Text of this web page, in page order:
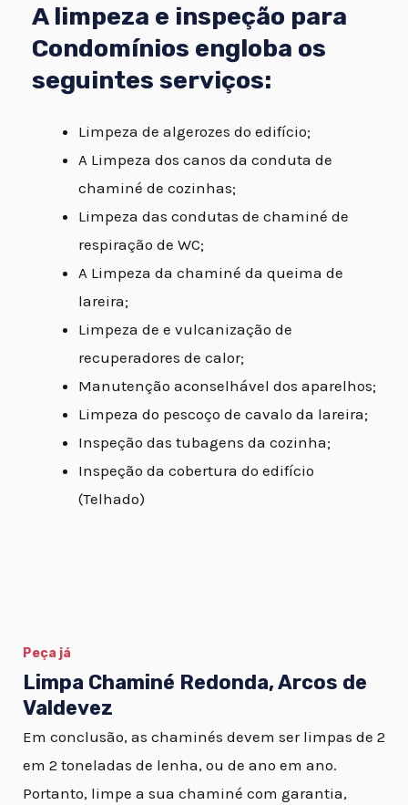
A limpeza e inspeção para
Condomínios engloba os
seguintes serviços:
Limpeza de algerozes do edifício;
A Limpeza dos canos da conduta de
chaminé de cozinhas;
Limpeza das condutas de chaminé de
respiração de WC;
A Limpeza da chaminé da queima de
lareira;
Limpeza de e vulcanização de
recuperadores de calor;
Manutenção aconselhável dos aparelhos;
Limpeza do pescoço de cavalo da lareira;
Inspeção das tubagens da cozinha;
Inspeção da cobertura do edifício
(Telhado)
Peça já
Limpa Chaminé Redonda, Arcos de
Valdevez
Em conclusão, as chaminés devem ser limpas de 2
em 2 toneladas de lenha, ou de ano em ano.
Portanto, limpe a sua chaminé com garantia,